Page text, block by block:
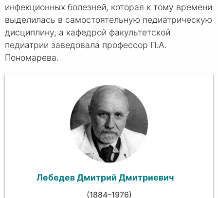
инфекционных болезней, которая к тому времени
выделилась в самостоятельную педиатрическую
дисциплину, а кафедрой факультетской
педиатрии заведовала профессор П.А.
Пономарева.
Лебедев Дмитрий Дмитриевич
(1884–1976)